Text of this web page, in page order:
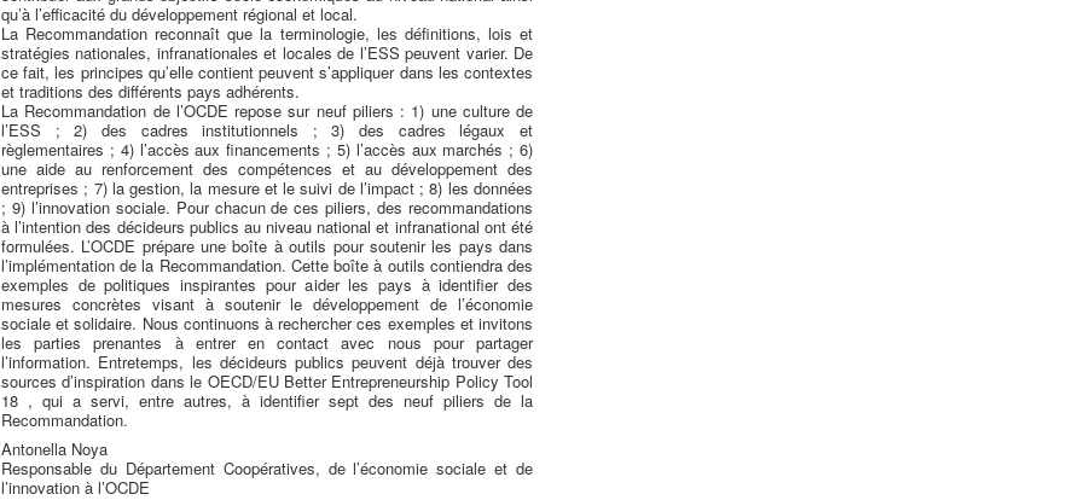
qu’à l’efficacité du développement régional et local.
La Recommandation reconnaît que la terminologie, les définitions, lois et
stratégies nationales, infranationales et locales de l’ESS peuvent varier. De
ce fait, les principes qu’elle contient peuvent s’appliquer dans les contextes
et traditions des différents pays adhérents.
La Recommandation de l’OCDE repose sur neuf piliers : 1) une culture de
l’ESS ; 2) des cadres institutionnels ; 3) des cadres légaux et
règlementaires ; 4) l’accès aux financements ; 5) l’accès aux marchés ; 6)
une aide au renforcement des compétences et au développement des
entreprises ; 7) la gestion, la mesure et le suivi de l’impact ; 8) les données
; 9) l’innovation sociale. Pour chacun de ces piliers, des recommandations
à l’intention des décideurs publics au niveau national et infranational ont été
formulées. L’OCDE prépare une boîte à outils pour soutenir les pays dans
l’implémentation de la Recommandation. Cette boîte à outils contiendra des
exemples de politiques inspirantes pour aider les pays à identifier des
mesures concrètes visant à soutenir le développement de l’économie
sociale et solidaire. Nous continuons à rechercher ces exemples et invitons
les parties prenantes à entrer en contact avec nous pour partager
l’information. Entretemps, les décideurs publics peuvent déjà trouver des
sources d’inspiration dans le OECD/EU Better Entrepreneurship Policy Tool
18 , qui a servi, entre autres, à identifier sept des neuf piliers de la
Recommandation.
Antonella Noya
Responsable du Département Coopératives, de l’économie sociale et de
l’innovation à l’OCDE